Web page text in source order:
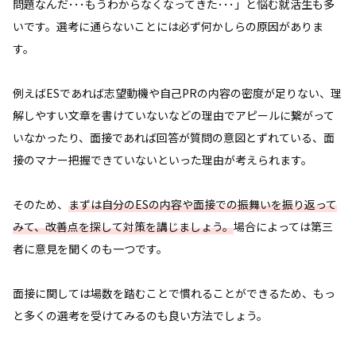
問題なんだ･･･もうわからなくなってきた･･･」と悩む就活生も多
いです。選考に通らないことには必ず何かしらの原因がありま
す。
例えばESであれば志望動機や自己PRの内容の密度が足りない、理
解しやすい文章を書けていないなどの理由でアピールに繋がって
いなかったり、面接であれば回答が質問の意図とずれている、面
接のマナー把握できていないといった理由が考えられます。
そのため、 まずは自分のESの内容や面接での振舞いを振り返って
みて、改善点を探して対策を講じましょう。場合によっては第三
者に意見を聞くのも一つです。
面接に関しては場数を踏むことで慣れることができるため、もっ
と多くの選考を受けてみるのも良い方法でしょう。